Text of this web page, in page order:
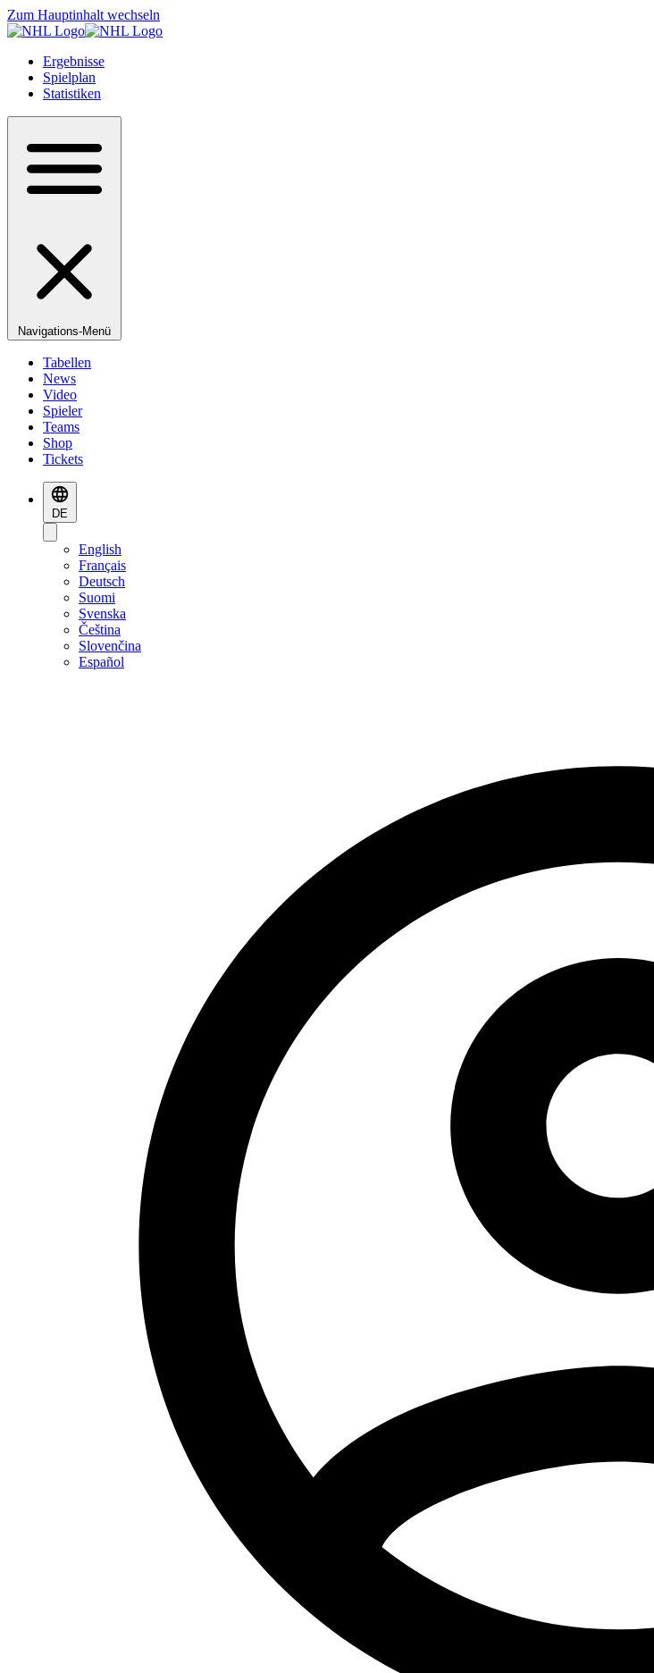
Zum Hauptinhalt wechseln
Ergebnisse
Spielplan
Statistiken
Navigations-Menü
Tabellen
News
Video
Spieler
Teams
Shop
Tickets
DE
English
Français
Deutsch
Suomi
Svenska
Čeština
Slovenčina
Español